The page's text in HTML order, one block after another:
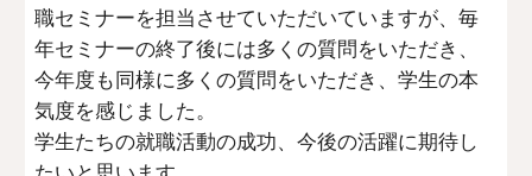
職セミナーを担当させていただいていますが、毎
年セミナーの終了後には多くの質問をいただき、
今年度も同様に多くの質問をいただき、学生の本
気度を感じました。
学生たちの就職活動の成功、今後の活躍に期待し